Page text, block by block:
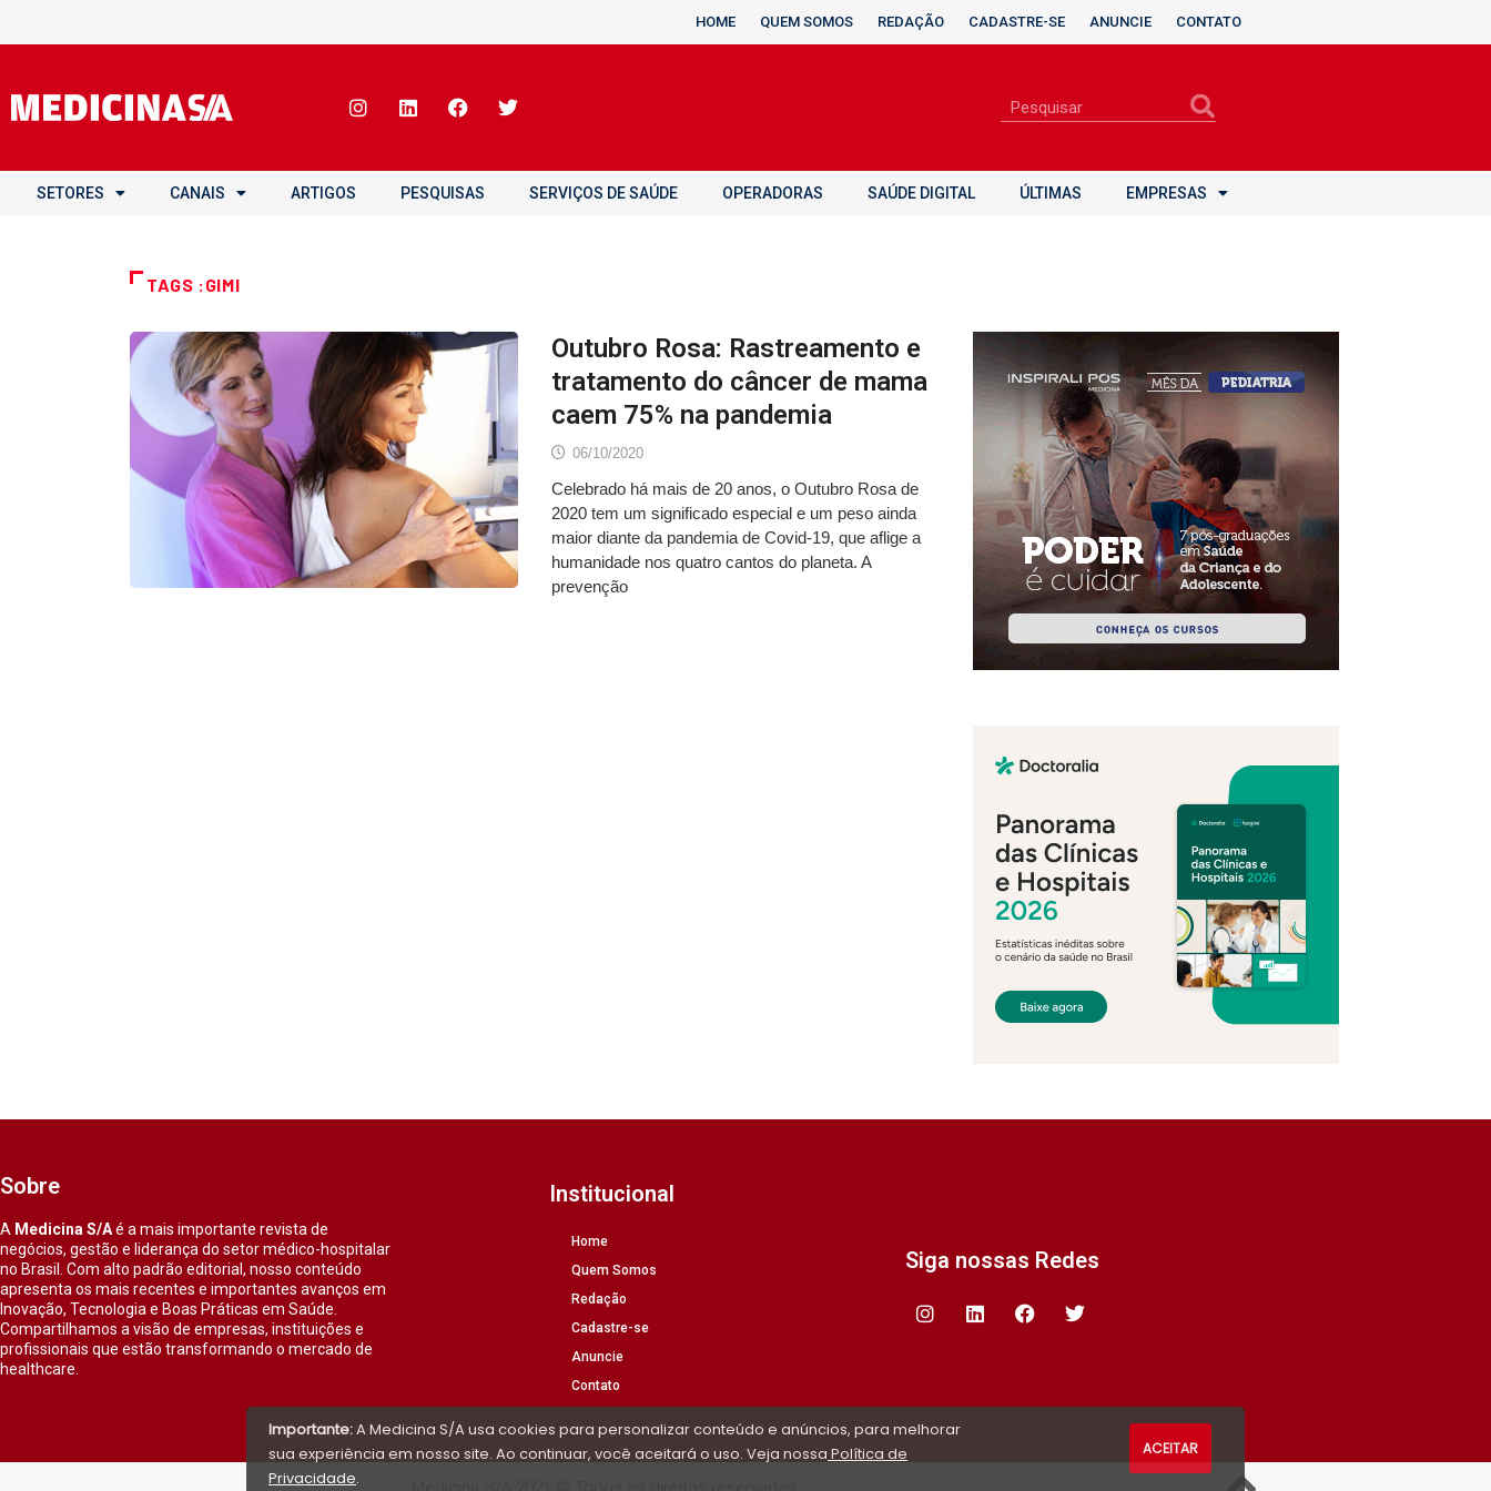
HOME QUEM SOMOS REDAÇÃO CADASTRE-SE ANUNCIE CONTATO
SETORES CANAIS ARTIGOS PESQUISAS SERVIÇOS DE SAÚDE OPERADORAS SAÚDE DIGITAL ÚLTIMAS EMPRESAS
TAGS :GIMI
Outubro Rosa: Rastreamento e
tratamento do câncer de mama
caem 75% na pandemia
06/10/2020
Celebrado há mais de 20 anos, o Outubro Rosa de
2020 tem um significado especial e um peso ainda
maior diante da pandemia de Covid-19, que aflige a
humanidade nos quatro cantos do planeta. A
prevenção
Sobre
A Medicina S/Aé a mais importante revista de
negócios, gestão e liderança do setor médico-hospitalar
no Brasil. Com alto padrão editorial, nosso conteúdo
apresenta os mais recentes e importantes avanços em
Inovação, Tecnologia e Boas Práticas em Saúde.
Compartilhamos a visão de empresas, instituições e
profissionais que estão transformando o mercado de
healthcare.
Institucional
Home
Quem Somos
Redação
Cadastre-se
Anuncie
Contato
Siga nossas Redes
Importante:A Medicina S/A usa cookies para personalizar conteúdo e anúncios, para melhorar
sua experiência em nosso site. Ao continuar, você aceitará o uso. Veja nossa Política de
Privacidade.
ACEITAR